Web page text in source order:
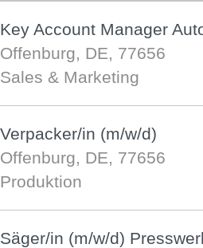
Key Account Manager
Offenburg, DE, 77656
Sales & Marketing
Verpacker/in (m/w/d)
Offenburg, DE, 77656
Produktion
Säger/in (m/w/d)